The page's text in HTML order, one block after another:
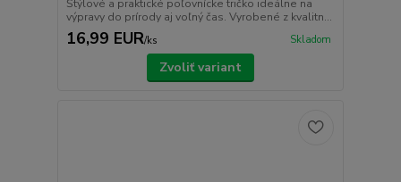
Štýlové a praktické poľovnícke tričko ideálne na
výpravy do prírody aj voľný čas. Vyrobené z kvalitn...
16,99 EUR/ks Skladom
Zvoliť variant